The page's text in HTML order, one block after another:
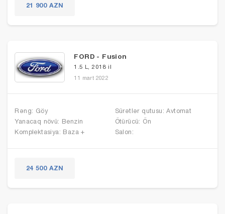
21 900 AZN
FORD - Fusion
1.5 L, 2018 il
11 mart 2022
Rəng: Göy
Yanacaq növü: Benzin
Komplektasiya: Baza +
Sürətlər qutusu: Avtomat
Ötürücü: Ön
Salon:
24 500 AZN